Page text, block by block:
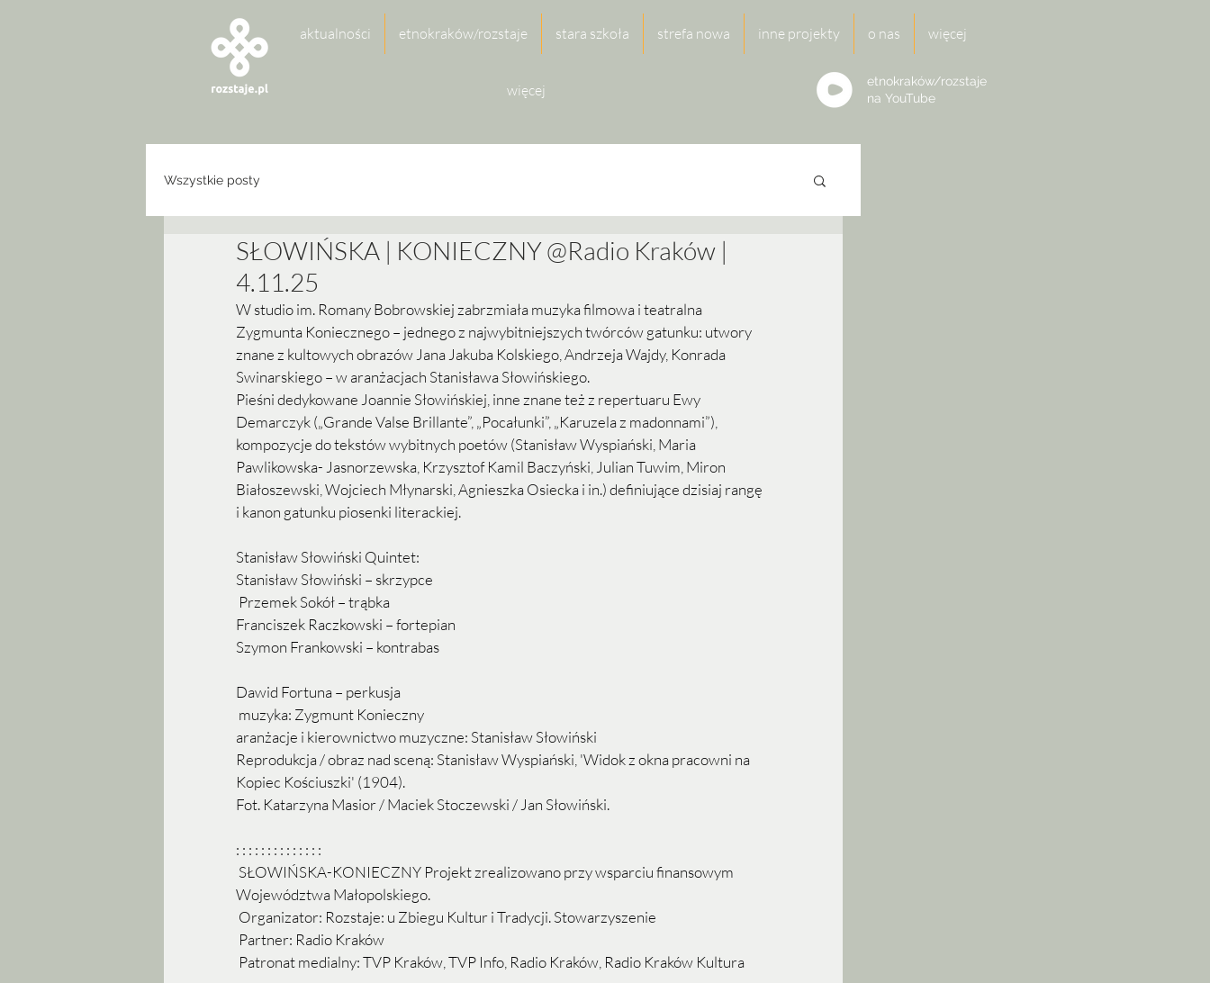
aktualności etnokraków/rozstaje stara szkoła strefa nowa inne projekty o nas więcej
więcej
etnokraków/rozstaje
na YouTube
Wszystkie posty
SŁOWIŃSKA | KONIECZNY @Radio Kraków |
4.11.25
W studio im. Romany Bobrowskiej zabrzmiała muzyka filmowa i teatralna
Zygmunta Koniecznego – jednego z najwybitniejszych twórców gatunku: utwory
znane z kultowych obrazów Jana Jakuba Kolskiego, Andrzeja Wajdy, Konrada
Swinarskiego – w aranżacjach Stanisława Słowińskiego.
Pieśni dedykowane Joannie Słowińskiej, inne znane też z repertuaru Ewy
Demarczyk („Grande Valse Brillante”, „Pocałunki”, „Karuzela z madonnami”),
kompozycje do tekstów wybitnych poetów (Stanisław Wyspiański, Maria
Pawlikowska- Jasnorzewska, Krzysztof Kamil Baczyński, Julian Tuwim, Miron
Białoszewski, Wojciech Młynarski, Agnieszka Osiecka i in.) definiujące dzisiaj rangę
i kanon gatunku piosenki literackiej.
Stanisław Słowiński Quintet:
Stanisław Słowiński – skrzypce
Przemek Sokół – trąbka
Franciszek Raczkowski – fortepian
Szymon Frankowski – kontrabas
Dawid Fortuna – perkusja
muzyka: Zygmunt Konieczny
aranżacje i kierownictwo muzyczne: Stanisław Słowiński
Reprodukcja / obraz nad sceną: Stanisław Wyspiański, 'Widok z okna pracowni na
Kopiec Kościuszki' (1904).
Fot. Katarzyna Masior / Maciek Stoczewski / Jan Słowiński.
: : : : : : : : : : : : : :
SŁOWIŃSKA-KONIECZNY Projekt zrealizowano przy wsparciu finansowym
Województwa Małopolskiego.
Organizator: Rozstaje: u Zbiegu Kultur i Tradycji. Stowarzyszenie
Partner: Radio Kraków
Patronat medialny: TVP Kraków, TVP Info, Radio Kraków, Radio Kraków Kultura